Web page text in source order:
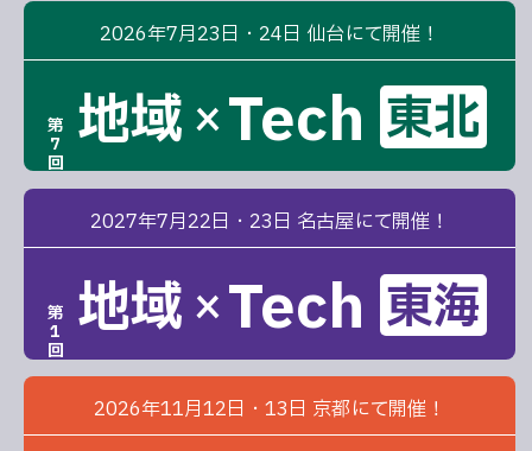
2026年7月23日・24日 仙台にて開催！
第
7
回
地域 ×Tech 東北
2027年7月22日・23日 名古屋にて開催！
第
1
回
地域 ×Tech 東海
2026年11月12日・13日 京都にて開催！